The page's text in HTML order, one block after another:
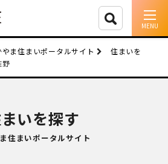
イベント情報
移住支援
しごと
やま住まいポータルサイト
住まいを
野
いを探す
住まいポータルサイト